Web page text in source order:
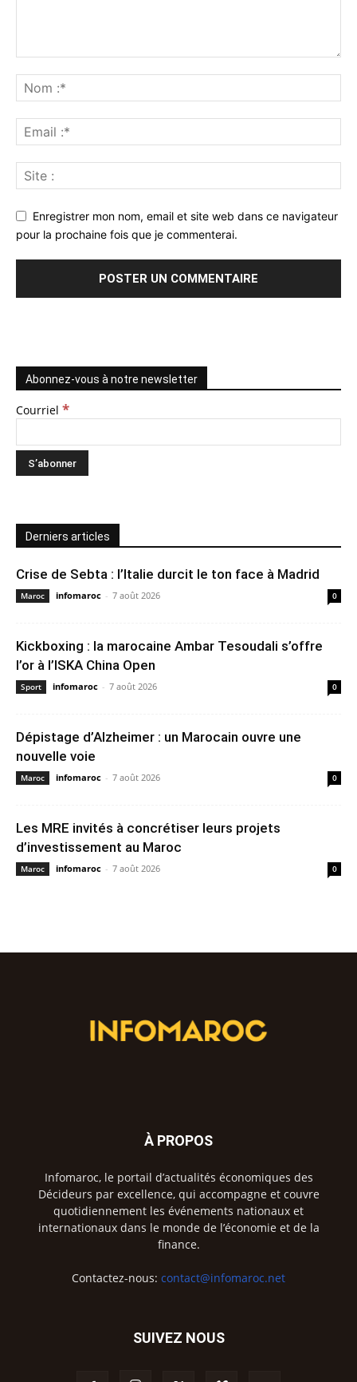
Enregistrer mon nom, email et site web dans ce navigateur
pour la prochaine fois que je commenterai.
Abonnez-vous à notre newsletter
Courriel *
Derniers articles
Crise de Sebta : l’Italie durcit le ton face à Madrid
Maroc infomaroc - 7 août 2026 0
Kickboxing : la marocaine Ambar Tesoudali s’offre
l’or à l’ISKA China Open
Sport infomaroc - 7 août 2026 0
Dépistage d’Alzheimer : un Marocain ouvre une
nouvelle voie
Maroc infomaroc - 7 août 2026 0
Les MRE invités à concrétiser leurs projets
d’investissement au Maroc
Maroc infomaroc - 7 août 2026 0
À PROPOS
Infomaroc, le portail d’actualités économiques des
Décideurs par excellence, qui accompagne et couvre
quotidiennement les événements nationaux et
internationaux dans le monde de l’économie et de la
finance.
Contactez-nous: contact@infomaroc.net
SUIVEZ NOUS